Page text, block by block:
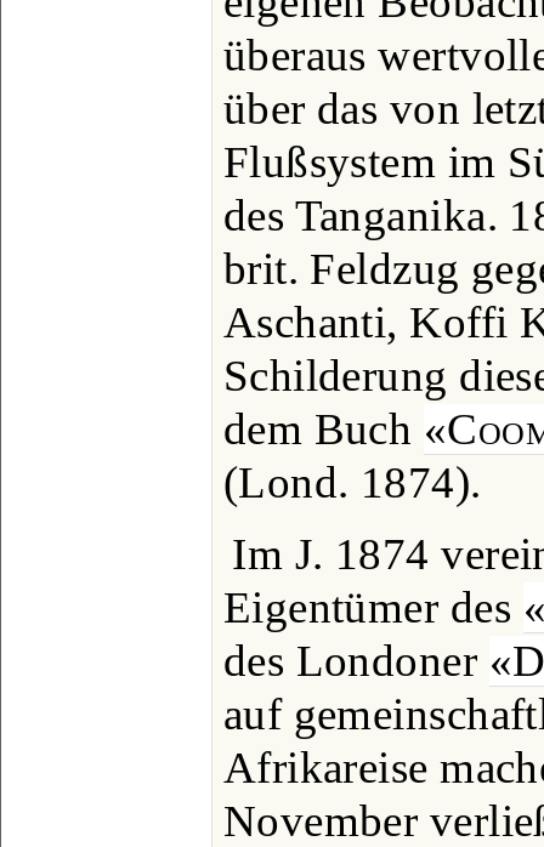
überaus
über das von
Flußsystem im
des Tanganika.
brit. Feldzug
Aschanti, Koffi
Schilderung
dem Buch
(Lond. 1874).
Im J. 1874
Eigentümer des
des Londoner
auf
Afrikareise
November